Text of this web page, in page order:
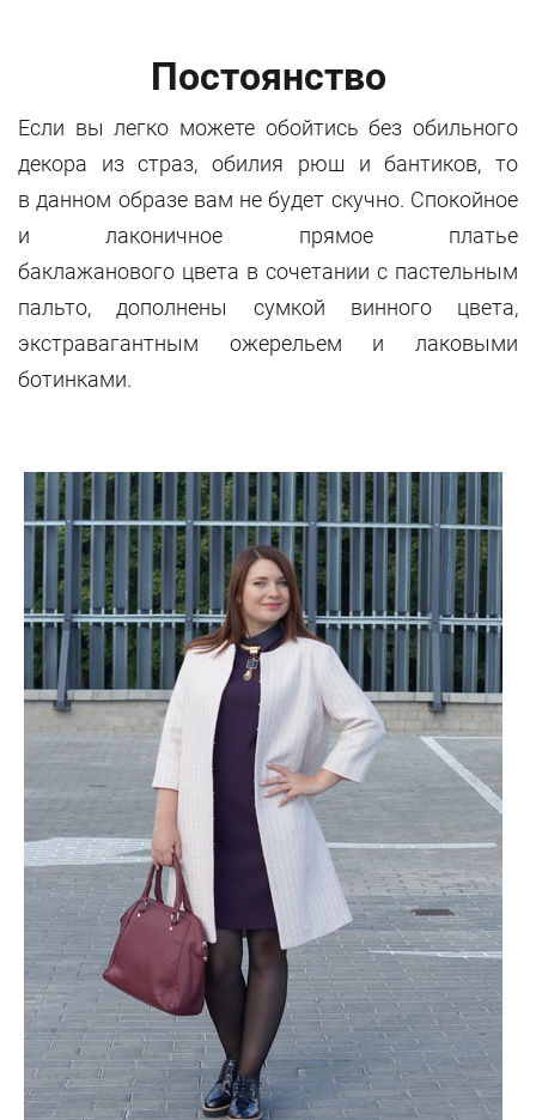
Постоянство
Если вы легко можете обойтись без обильного
декора из страз, обилия рюш и бантиков, то
в данном образе вам не будет скучно. Спокойное
и лаконичное прямое платье
баклажанового цвета в сочетании с пастельным
пальто, дополнены сумкой винного цвета,
экстравагантным ожерельем и лаковыми
ботинками.